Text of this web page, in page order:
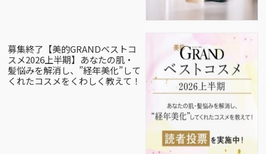
募集終了【美的GRANDベストコ
スメ2026上半期】あなたの肌・
髪悩みを解消し、”経年美化”して
くれたコスメをくわしく教えて！